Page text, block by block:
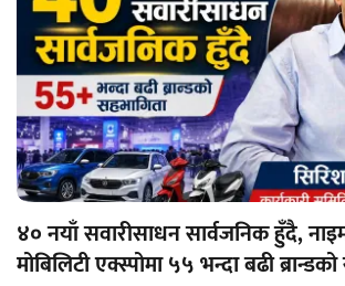
४० नयाँ सवारीसाधन सार्वजनिक हुँदै,
मोबिलिटी एक्स्पोमा ५५ भन्दा बढी